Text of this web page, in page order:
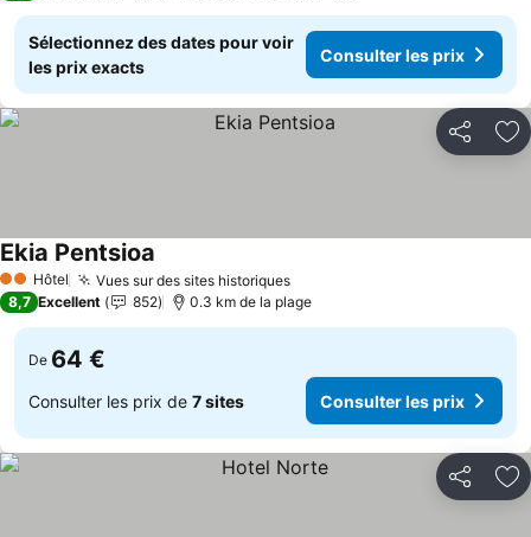
Sélectionnez des dates pour voir
les prix exacts
Consulter les prix
Partager
2 Étoiles
Hôtel Vues sur des sites historiquesConsulter les prix
Ekia Pentsioa
8,7 Excellent 852 0.3 km de la plage
De 64 €
Consulter les prix de 7 sites Consulter les prix
Partager